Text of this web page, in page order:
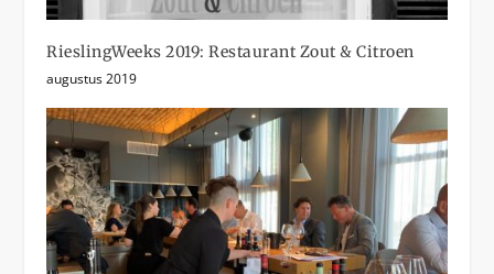
RieslingWeeks 2019: Restaurant Zout & Citroen
augustus 2019